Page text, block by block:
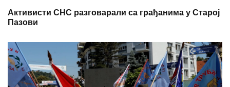
Активисти СНС разговарали са грађанима у Старој
Пазови